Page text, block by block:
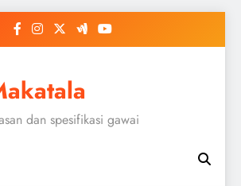
dan spesifikasi gawai